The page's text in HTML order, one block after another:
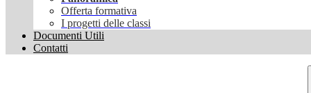
Offerta formativa
I progetti delle classi
Documenti Utili
Contatti